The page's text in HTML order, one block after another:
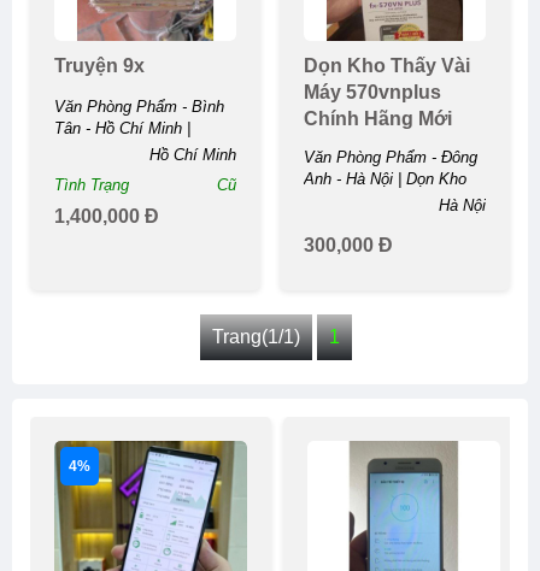
Truyện 9x
Văn Phòng Phẩm - Bình
Tân - Hồ Chí Minh |
Hồ Chí Minh
Tình Trạng
Cũ
1,400,000 Đ
Dọn Kho Thấy Vài
Máy 570vnplus
Chính Hãng Mới
100%
Văn Phòng Phẩm - Đông
Anh - Hà Nội | Dọn Kho
Thấy Vài Máy 570vnplus
Hà Nội
300,000 Đ
Trang(1/1) 1
4%